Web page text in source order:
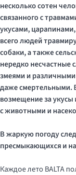
несколько сотен
связанного с
укусами,
всего людей
собаки, а также
нередко несчастные
змеями и
даже смертельными.
возмещение за укусы
с животными и
В жаркую погоду
пресмыкающихся и
Каждое лето BALTA